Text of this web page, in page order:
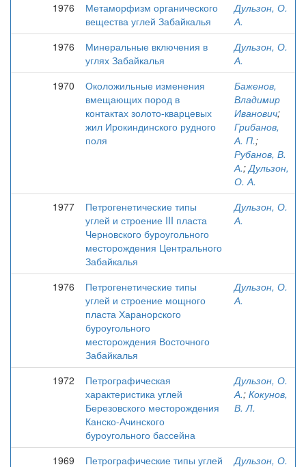
1976
Метаморфизм органического
вещества углей Забайкалья
Дульзон, О.
А.
1976
Минеральные включения в
углях Забайкалья
Дульзон, О.
А.
1970
Околожильные изменения
вмещающих пород в
контактах золото-кварцевых
жил Ирокиндинского рудного
поля
Баженов,
Владимир
Иванович;
Грибанов,
А. П.;
Рубанов, В.
А.;Дульзон,
О. А.
1977
Петрогенетические типы
углей и строение III пласта
Черновского буроугольного
месторождения Центрального
Забайкалья
Дульзон, О.
А.
1976
Петрогенетические типы
углей и строение мощного
пласта Харанорского
буроугольного
месторождения Восточного
Забайкалья
Дульзон, О.
А.
1972
Петрографическая
характеристика углей
Березовского месторождения
Канско-Ачинского
буроугольного бассейна
Дульзон, О.
А.; Кокунов,
В. Л.
1969 Петрографические типы углей Дульзон, О.